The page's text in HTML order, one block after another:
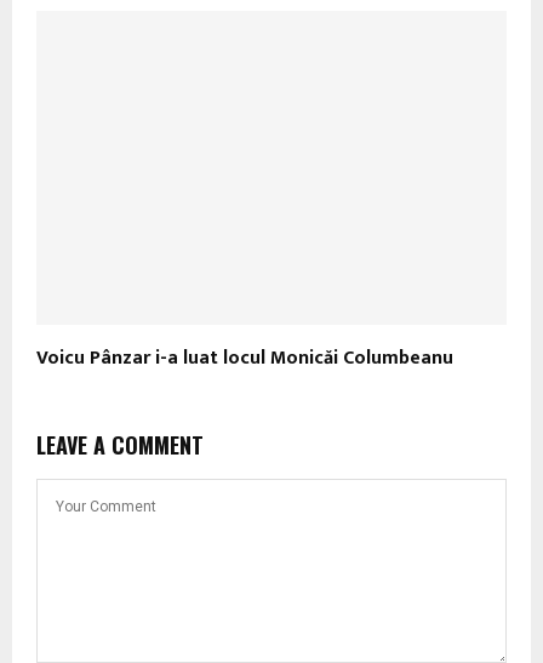
Voicu Pânzar i-a luat locul Monicăi Columbeanu
LEAVE A COMMENT